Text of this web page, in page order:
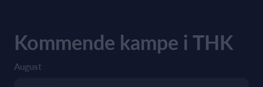
Kommende kampe i THK
August